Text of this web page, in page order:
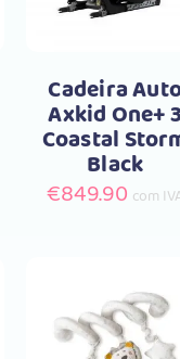
Cadeira
Axkid One+ 3
Coastal
Black
€849.90 com
Comprar